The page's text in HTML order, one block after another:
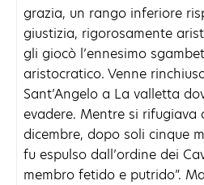
grazia, un rango inferiore
giustizia, rigorosamente
gli giocò l’ennesimo
aristocratico. Venne
Sant’Angelo a La valletta
evadere. Mentre si rifugiava
dicembre, dopo soli cinque
fu espulso dall’ordine dei
membro fetido e putrido”.